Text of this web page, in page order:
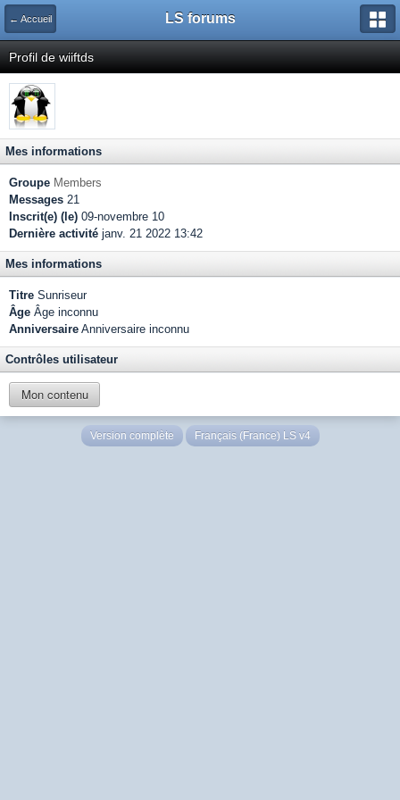
← Accueil LS forums
Profil de wiiftds
Mes informations
Groupe Members
Messages 21
Inscrit(e) (le) 09-novembre 10
Dernière activité janv. 21 2022 13:42
Mes informations
Titre Sunriseur
Âge Âge inconnu
Anniversaire Anniversaire inconnu
Contrôles utilisateur
Mon contenu
Version complète Français (France) LS v4